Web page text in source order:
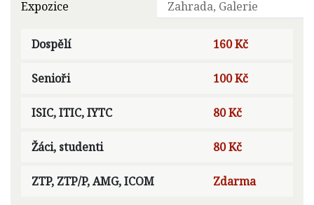
Expozice Zahrada, Galerie
Dospělí 160 Kč
Senioři 100 Kč
ISIC, ITIC, IYTC 80 Kč
Žáci, studenti 80 Kč
ZTP, ZTP/P, AMG, ICOM Zdarma